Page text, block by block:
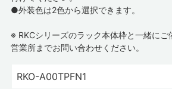
●外装色は2色から選択できます。
※ RKCシリーズのラック本体枠と一緒に
営業所までお問い合わせください。
RKO-A00TPFN1